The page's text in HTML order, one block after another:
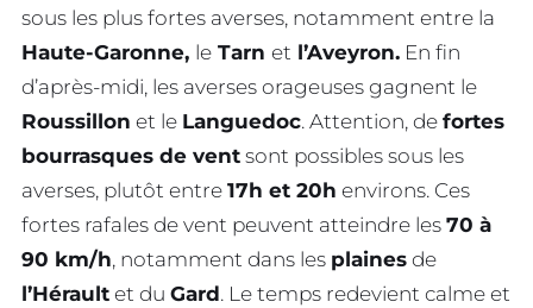
sous les plus fortes averses, notamment entre la
Haute-Garonne, le Tarn et l’Aveyron. En fin
d’après-midi, les averses orageuses gagnent le
Roussillon et le Languedoc. Attention, de fortes
bourrasques de vent sont possibles sous les
averses, plutôt entre 17h et 20h environs. Ces
fortes rafales de vent peuvent atteindre les 70 à
90 km/h, notamment dans les plaines de
l’Hérault et du Gard. Le temps redevient calme et